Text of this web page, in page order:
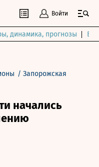
Войти
динамика, прогнозы
/ Запорожская
начались